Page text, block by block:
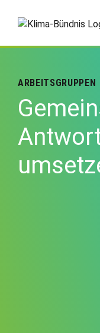
ARBEITSGRUPPEN